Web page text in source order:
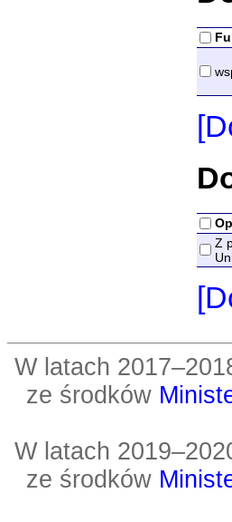
Z
W latach
ze środków
W latach
ze środków